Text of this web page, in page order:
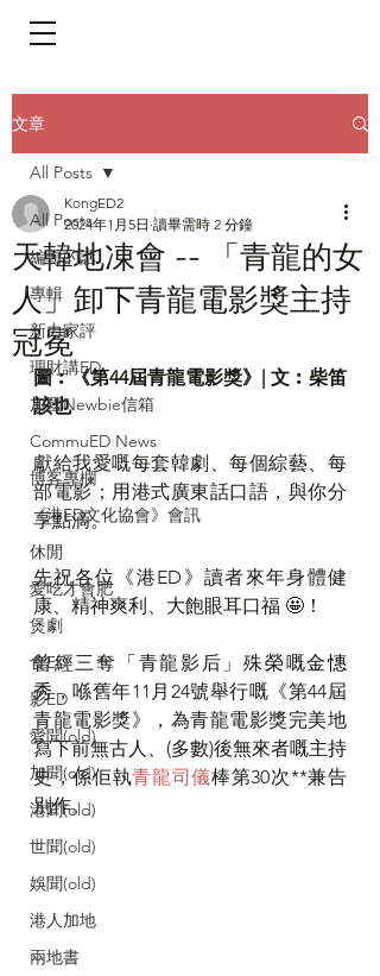
文章
All Posts
編輯的話
專輯
新力家評
理財講ED
加國Newbie信箱
CommuED News
博客專欄
《港ED文化協會》會訊
休閒
愛吃才會肥
煲劇
食ED
影ED
愛聞(old)
加聞(old)
港聞(old)
世聞(old)
娛聞(old)
港人加地
兩地書
All Posts
天韓地凍會 -- 「青龍的女
人」卸下青龍電影獎主持
冠冕
KongED2
2024年1月5日 讀畢需時 2 分鐘
圖︰《第44屆青龍電影獎》| 文︰柴笛
該也
獻給我愛嘅每套韓劇、每個綜藝、每
部電影；用港式廣東話口語，與你分
享點滴。
先祝各位《港ED》讀者來年身體健
康、精神爽利、大飽眼耳口福 🤩！
曾經三奪「青龍影后」殊榮嘅金憓
秀，喺舊年11月24號舉行嘅《第44屆
青龍電影獎》，為青龍電影獎完美地
寫下前無古人、(多數)後無來者嘅主持
史，係佢執青龍司儀棒第30次**兼告
別作。